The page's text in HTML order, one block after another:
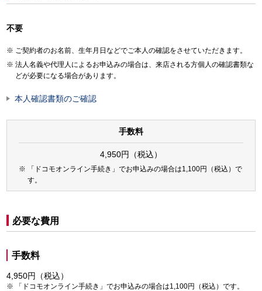
手数料
4,950円（税込）
「ドコモオンライン手続き」でお申込みの場合は1,100円（税込）で
す。
不要
ご契約者のお名前、生年月日などでご本人の確認をさせていただきます。
法人名義や代理人によるお申込みの場合は、来店される方個人の確認書類な
どが必要になる場合があります。
本人確認書類のご確認
必要な費用
手数料
4,950円（税込）
「ドコモオンライン手続き」でお申込みの場合は1,100円（税込）です。